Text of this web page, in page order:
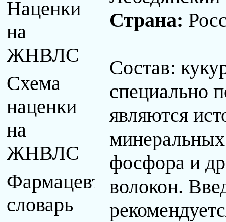
Наценки
на
ЖНВЛС
Схема
наценки
на
ЖНВЛС
Фармацевтический
словарь
Страна:
Состав:
специально
являются
фосфора и
волокон.